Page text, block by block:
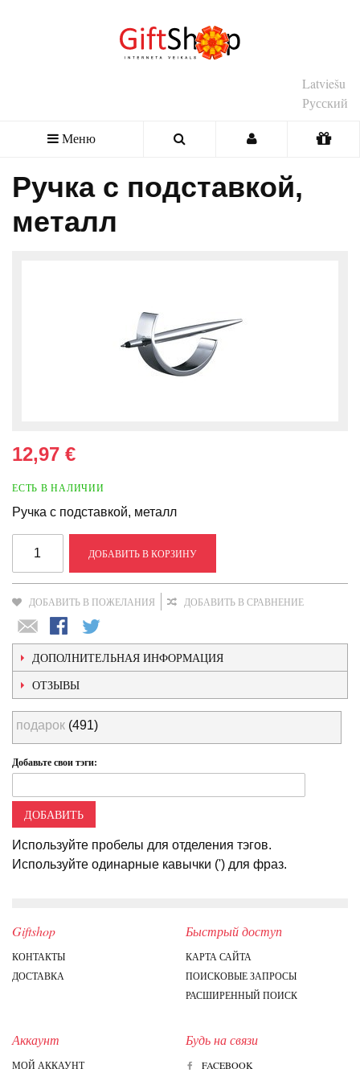
Latviešu
Русский
Меню
Ручка с подставкой,
металл
12,97 €
ЕСТЬ В НАЛИЧИИ
Ручка с подставкой, металл
ДОБАВИТЬ В КОРЗИНУ
ДОБАВИТЬ В ПОЖЕЛАНИЯ ДОБАВИТЬ В СРАВНЕНИЕ
ДОПОЛНИТЕЛЬНАЯ ИНФОРМАЦИЯ
ОТЗЫВЫ
подарок (491)
Добавьте свои тэги:
ДОБАВИТЬ
Используйте пробелы для отделения тэгов.
Используйте одинарные кавычки (') для фраз.
Giftshop
КОНТАКТЫ
ДОСТАВКА
Быстрый доступ
КАРТА САЙТА
ПОИСКОВЫЕ ЗАПРОСЫ
РАСШИРЕННЫЙ ПОИСК
Аккаунт
МОЙ АККАУНТ
Будь на связи
FACEBOOK